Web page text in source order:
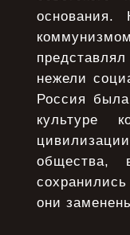
основания.
нежели
Россия
культуре
общества,
они